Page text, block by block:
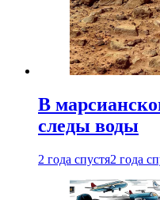
В
следы воды
2 года спустя2 года